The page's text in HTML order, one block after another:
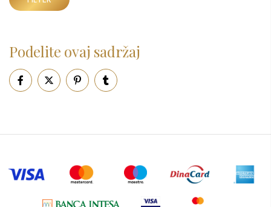
Pepe Jeans Ranac (10)
Piling za telo (3)
Putni program (47)
Šminka (187)
Uncategorized (1)
Podelite ovaj sadržaj